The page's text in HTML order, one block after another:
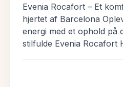
Toledo. Det er klart
igennem og se byen. Gå
del Ayuntamiento hvor du
Primada. Oplev dens
Evenia Rocafort – Et
hjertet af Barcelona
energi med et ophold på
stilfulde Evenia Rocafort